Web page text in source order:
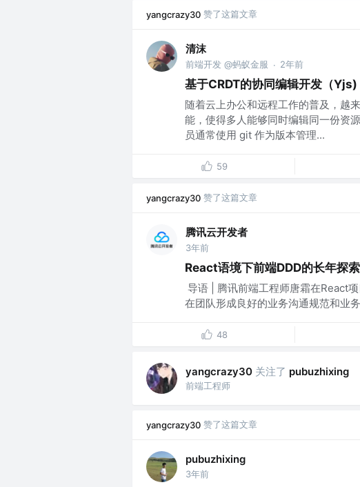
yangcrazy30 赞了这篇文章
清沫
前端开发 @蚂蚁金服 · 2年前
基于CRDT的协同编辑开发（Yjs)
随着云上办公和远程工作的普及，越
能，使得多人能够同时编辑同一份资
员通常使用 git 作为版本管理...
59
yangcrazy30 赞了这篇文章
腾讯云开发者
3年前
React语境下前端DDD的长年探
导语 | 腾讯前端工程师唐霜在React
在团队形成良好的业务沟通规范和业
48
yangcrazy30 关注了 pubuzhixing
前端工程师
yangcrazy30 赞了这篇文章
pubuzhixing
3年前